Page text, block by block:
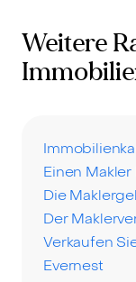
Weitere
Einen
Die
Der
Verkaufen
Evernest